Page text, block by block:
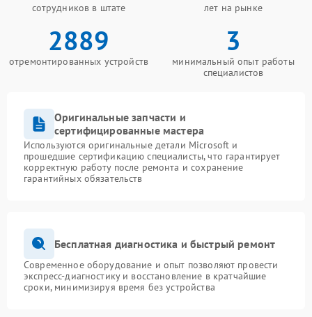
сотрудников в штате лет на рынке
2889
отремонтированных устройств
3
минимальный опыт работы
специалистов
Оригинальные запчасти и
сертифицированные мастера
Используются оригинальные детали Microsoft и
прошедшие сертификацию специалисты, что гарантирует
корректную работу после ремонта и сохранение
гарантийных обязательств
Бесплатная диагностика и быстрый ремонт
Современное оборудование и опыт позволяют провести
экспресс-диагностику и восстановление в кратчайшие
сроки, минимизируя время без устройства